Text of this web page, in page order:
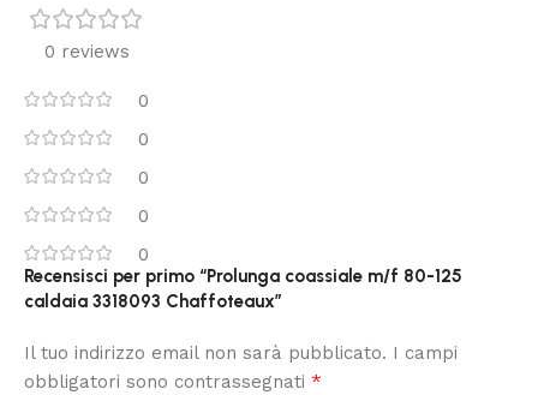
0 reviews
0
0
0
0
0
Recensisci per primo “Prolunga coassiale m/f 80-125
caldaia 3318093 Chaffoteaux”
Il tuo indirizzo email non sarà pubblicato. I campi
obbligatori sono contrassegnati *